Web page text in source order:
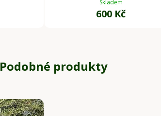
Skladem
600 Kč
Podobné produkty